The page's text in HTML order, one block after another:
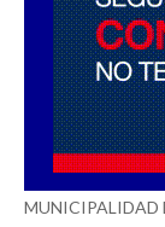
MUNICIPALIDAD